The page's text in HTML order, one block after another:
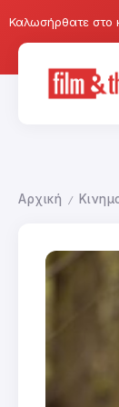
Καλωσήρθατε στο
Αρχική /